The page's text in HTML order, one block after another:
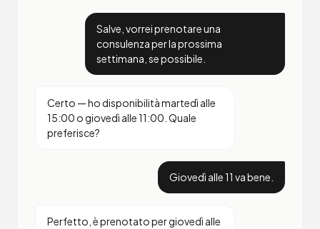
Salve, vorrei prenotare una
consulenza per la prossima
settimana, se possibile.
Certo — ho disponibilità martedì alle
15:00 o giovedì alle 11:00. Quale
preferisce?
Giovedì alle 11 va bene.
Perfetto, è prenotato per giovedì alle